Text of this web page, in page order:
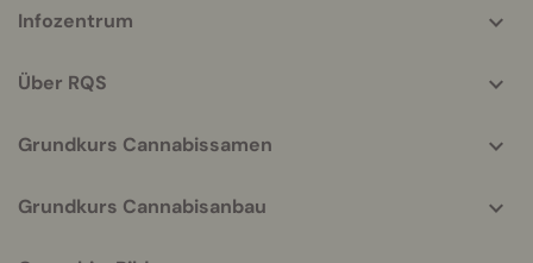
helpful
Infozentrum
Über RQS
Grundkurs Cannabissamen
Grundkurs Cannabisanbau